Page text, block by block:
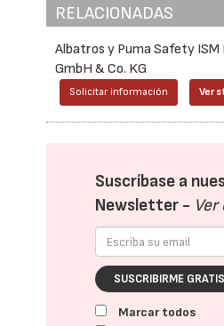
RELACIONADAS
Albatros y Puma Safety
GmbH & Co. KG
Solicitar información Ver
Suscríbase a
Newsletter -
SUSCRIBIRME GRATIS
Marcar todos